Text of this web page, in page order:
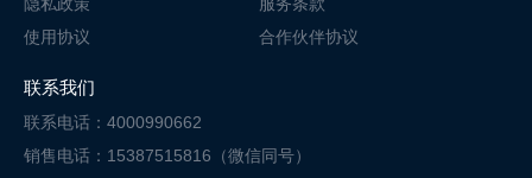
隐私政策
服务条款
使用协议
合作伙伴协议
联系我们
联系电话：4000990662
销售电话：15387515816（微信同号）